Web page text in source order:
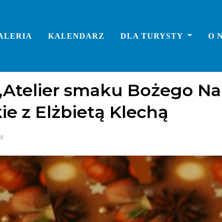
KALENDARZ DLA TURYSTY O
smaku Bożego
z Elżbietą Klechą